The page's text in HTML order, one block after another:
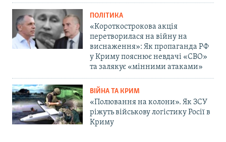
ПОЛІТИКА
«Короткострокова акція
перетворилася на війну на
виснаження»: Як пропаганда РФ
у Криму пояснює невдачі «СВО»
та залякує «мінними атаками»
ВІЙНА ТА КРИМ
«Полювання на колони». Як ЗСУ
ріжуть військову логістику Росії в
Криму